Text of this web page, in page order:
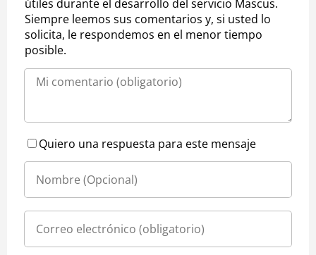
útiles durante el desarrollo del servicio Mascus.
Siempre leemos sus comentarios y, si usted lo
solicita, le respondemos en el menor tiempo
posible.
Quiero una respuesta para este mensaje